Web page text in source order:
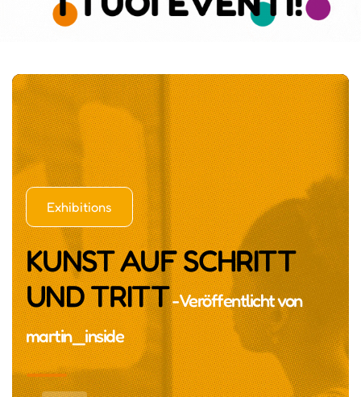
Exhibitions
KUNST AUF SCHRITT
UND TRITT- Veröffentlicht von
martin_inside